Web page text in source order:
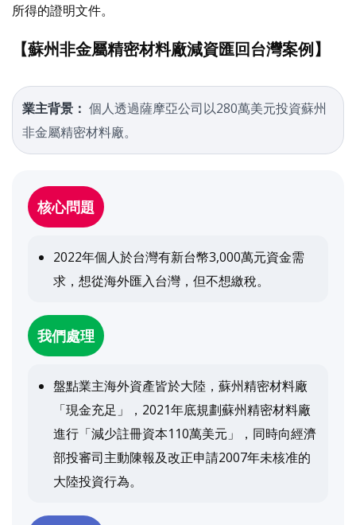
所得的證明文件。
【蘇州非金屬精密材料廠減資匯回台灣案例】
業主背景： 個人透過薩摩亞公司以280萬美元投資蘇州
非金屬精密材料廠。
核心問題
2022年個人於台灣有新台幣3,000萬元資金需
求，想從海外匯入台灣，但不想繳稅。
我們處理
盤點業主海外資產皆於大陸，蘇州精密材料廠
「現金充足」，2021年底規劃蘇州精密材料廠
進行「減少註冊資本110萬美元」，同時向經濟
部投審司主動陳報及改正申請2007年未核准的
大陸投資行為。